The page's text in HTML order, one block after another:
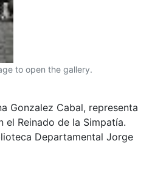
to open the gallery.
Gonzalez Cabal, representa
el Reinado de la Simpatía.
Departamental Jorge